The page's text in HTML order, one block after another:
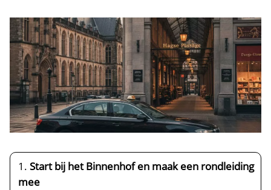
Start bij het Binnenhof en maak een rondleiding
mee